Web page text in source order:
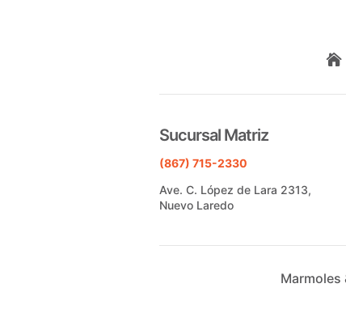

Sucursal Matriz
(867) 715-2330
Ave. C. López de Lara 2313,
Nuevo Laredo
Marmoles